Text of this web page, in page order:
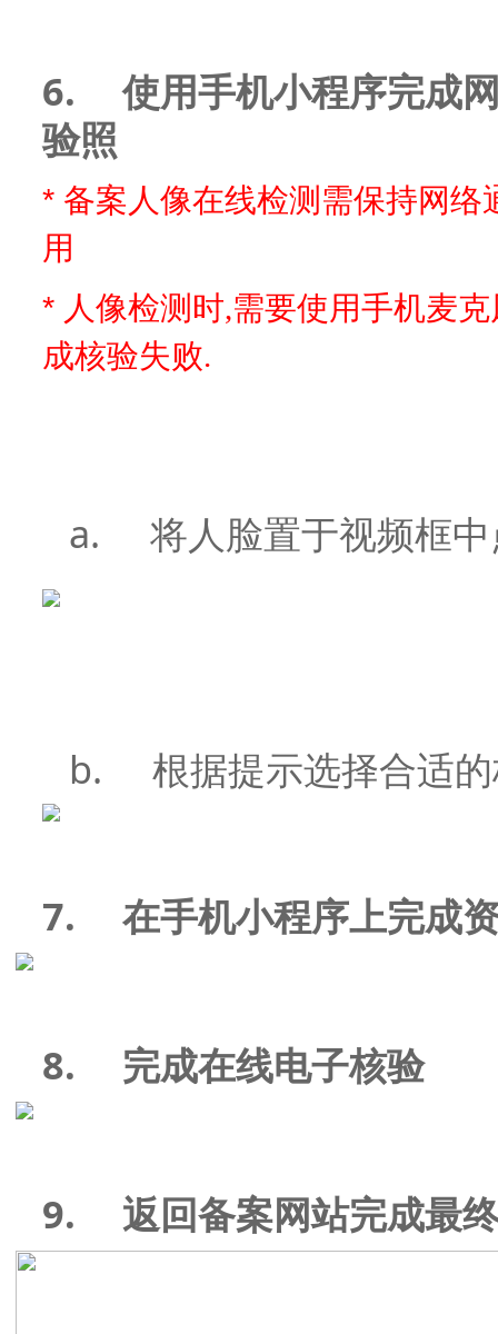
6.
使用手机小程序完成
验照
* 备案人像在线检测需保持网络
用
* 人像检测时,需要使用手机麦
成核验失败.
a. 将人脸置于视频框中
b. 根据提示选择合适的
7. 在手机小程序上完成
8. 完成在线电子核验
9. 返回备案网站完成最